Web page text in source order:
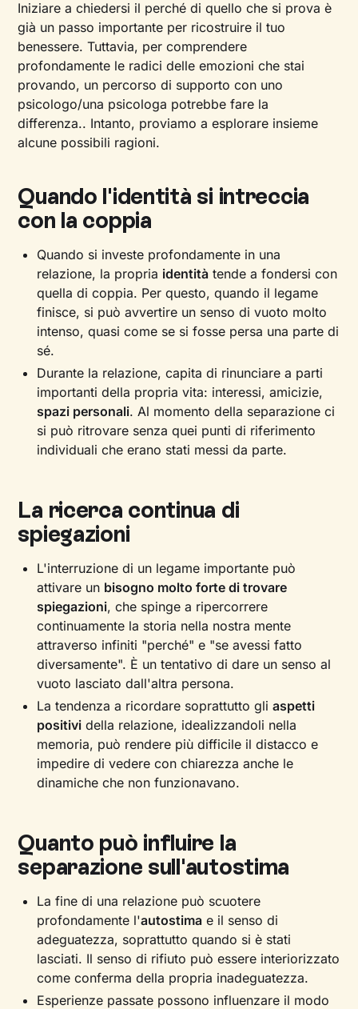
Iniziare a chiedersi il perché di quello che si prova è
già un passo importante per ricostruire il tuo
benessere. Tuttavia, per comprendere
profondamente le radici delle emozioni che stai
provando, un percorso di supporto con uno
psicologo/una psicologa potrebbe fare la
differenza.. Intanto, proviamo a esplorare insieme
alcune possibili ragioni.
Quando l'identità si intreccia
con la coppia
Quando si investe profondamente in una
relazione, la propria identità tende a fondersi con
quella di coppia. Per questo, quando il legame
finisce, si può avvertire un senso di vuoto molto
intenso, quasi come se si fosse persa una parte di
sé.
Durante la relazione, capita di rinunciare a parti
importanti della propria vita: interessi, amicizie,
spazi personali. Al momento della separazione ci
si può ritrovare senza quei punti di riferimento
individuali che erano stati messi da parte.
La ricerca continua di
spiegazioni
L'interruzione di un legame importante può
attivare un bisogno molto forte di trovare
spiegazioni, che spinge a ripercorrere
continuamente la storia nella nostra mente
attraverso infiniti "perché" e "se avessi fatto
diversamente". È un tentativo di dare un senso al
vuoto lasciato dall'altra persona.
La tendenza a ricordare soprattutto gliaspetti
positivi della relazione, idealizzandoli nella
memoria, può rendere più difficile il distacco e
impedire di vedere con chiarezza anche le
dinamiche che non funzionavano.
Quanto può influire la
separazione sull'autostima
La fine di una relazione può scuotere
profondamente l'autostima e il senso di
adeguatezza, soprattutto quando si è stati
lasciati. Il senso di rifiuto può essere interiorizzato
come conferma della propria inadeguatezza.
Esperienze passate possono influenzare il modo